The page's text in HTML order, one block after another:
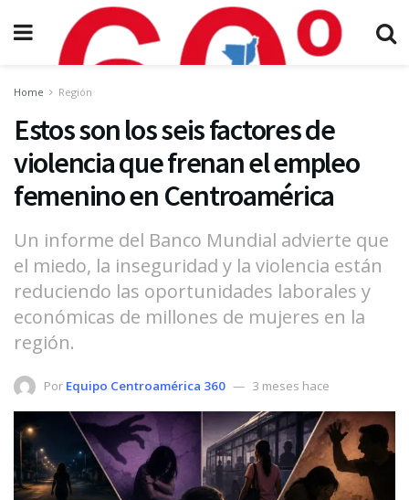
Home Región
Estos son los seis factores de
violencia que frenan el empleo
femenino en Centroamérica
Un informe del Banco Mundial advierte que
el miedo, la inseguridad y la violencia están
reduciendo las oportunidades laborales y
económicas de millones de mujeres en la
región.
Por Equipo Centroamérica 360 3 meses hace